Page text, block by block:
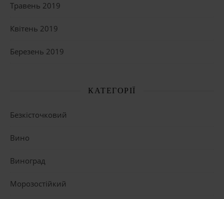
Травень 2019
Квітень 2019
Березень 2019
КАТЕГОРІЇ
Безкісточковий
Вино
Виноград
Морозостійкий